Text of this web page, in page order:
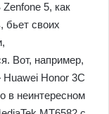
5, как
бьет своих
Вот, например,
Honor 3C
в неинтересном